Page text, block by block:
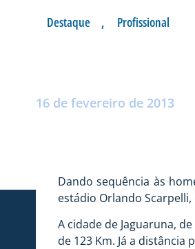
Destaque , Profissional
16 de fevereiro de 2013
Dando sequência às
estádio Orlando
A cidade de Jaguaruna,
de 123 Km. Já a distância